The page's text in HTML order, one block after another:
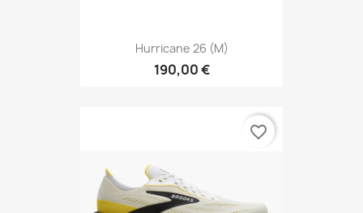
Hurricane 26 (M)
190,00 €
favorite_border